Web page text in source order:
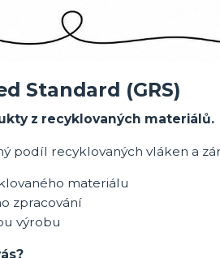
Standard (GRS)
z recyklovaných materiálů.
podíl recyklovaných vláken a
materiálu
zpracování
výrobu